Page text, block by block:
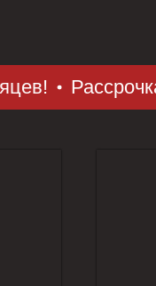
Рассрочка от